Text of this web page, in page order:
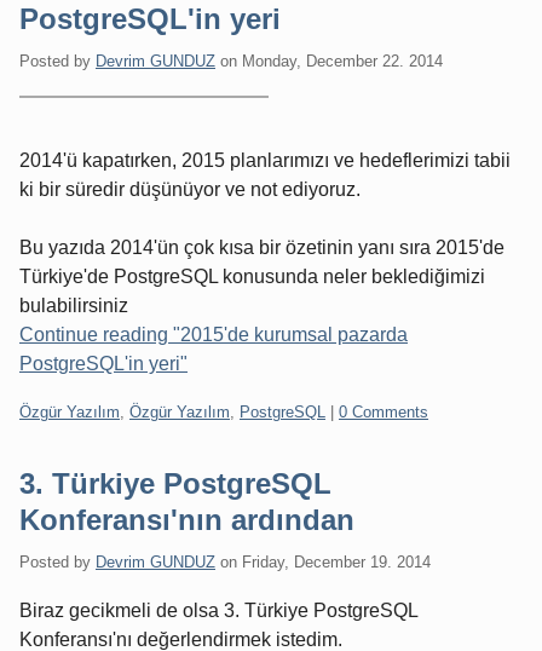
PostgreSQL'in yeri
Posted by Devrim GUNDUZ on Monday, December 22. 2014
2014'ü kapatırken, 2015 planlarımızı ve hedeflerimizi tabii
ki bir süredir düşünüyor ve not ediyoruz.
Bu yazıda 2014'ün çok kısa bir özetinin yanı sıra 2015'de
Türkiye'de PostgreSQL konusunda neler beklediğimizi
bulabilirsiniz
Continue reading "2015'de kurumsal pazarda
PostgreSQL'in yeri"
Categories:
Özgür Yazılım Özgür Yazılım PostgreSQL 0 Comments
3. Türkiye PostgreSQL
Konferansı'nın ardından
Posted by Devrim GUNDUZ on Friday, December 19. 2014
Biraz gecikmeli de olsa 3. Türkiye PostgreSQL
Konferansı'nı değerlendirmek istedim.